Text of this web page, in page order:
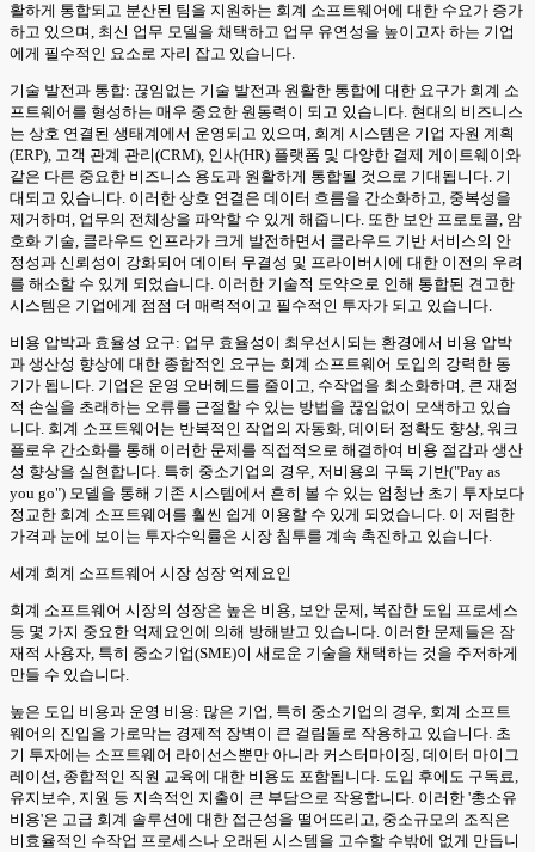
활하게 통합되고 분산된 팀을 지원하는 회계 소프트웨어에 대한 수요가 증가
하고 있으며, 최신 업무 모델을 채택하고 업무 유연성을 높이고자 하는 기업
에게 필수적인 요소로 자리 잡고 있습니다.
기술 발전과 통합: 끊임없는 기술 발전과 원활한 통합에 대한 요구가 회계 소
프트웨어를 형성하는 매우 중요한 원동력이 되고 있습니다. 현대의 비즈니스
는 상호 연결된 생태계에서 운영되고 있으며, 회계 시스템은 기업 자원 계획
(ERP), 고객 관계 관리(CRM), 인사(HR) 플랫폼 및 다양한 결제 게이트웨이와
같은 다른 중요한 비즈니스 용도과 원활하게 통합될 것으로 기대됩니다. 기
대되고 있습니다. 이러한 상호 연결은 데이터 흐름을 간소화하고, 중복성을
제거하며, 업무의 전체상을 파악할 수 있게 해줍니다. 또한 보안 프로토콜, 암
호화 기술, 클라우드 인프라가 크게 발전하면서 클라우드 기반 서비스의 안
정성과 신뢰성이 강화되어 데이터 무결성 및 프라이버시에 대한 이전의 우려
를 해소할 수 있게 되었습니다. 이러한 기술적 도약으로 인해 통합된 견고한
시스템은 기업에게 점점 더 매력적이고 필수적인 투자가 되고 있습니다.
비용 압박과 효율성 요구: 업무 효율성이 최우선시되는 환경에서 비용 압박
과 생산성 향상에 대한 종합적인 요구는 회계 소프트웨어 도입의 강력한 동
기가 됩니다. 기업은 운영 오버헤드를 줄이고, 수작업을 최소화하며, 큰 재정
적 손실을 초래하는 오류를 근절할 수 있는 방법을 끊임없이 모색하고 있습
니다. 회계 소프트웨어는 반복적인 작업의 자동화, 데이터 정확도 향상, 워크
플로우 간소화를 통해 이러한 문제를 직접적으로 해결하여 비용 절감과 생산
성 향상을 실현합니다. 특히 중소기업의 경우, 저비용의 구독 기반("Pay as
you go") 모델을 통해 기존 시스템에서 흔히 볼 수 있는 엄청난 초기 투자보다
정교한 회계 소프트웨어를 훨씬 쉽게 이용할 수 있게 되었습니다. 이 저렴한
가격과 눈에 보이는 투자수익률은 시장 침투를 계속 촉진하고 있습니다.
세계 회계 소프트웨어 시장 성장 억제요인
회계 소프트웨어 시장의 성장은 높은 비용, 보안 문제, 복잡한 도입 프로세스
등 몇 가지 중요한 억제요인에 의해 방해받고 있습니다. 이러한 문제들은 잠
재적 사용자, 특히 중소기업(SME)이 새로운 기술을 채택하는 것을 주저하게
만들 수 있습니다.
높은 도입 비용과 운영 비용: 많은 기업, 특히 중소기업의 경우, 회계 소프트
웨어의 진입을 가로막는 경제적 장벽이 큰 걸림돌로 작용하고 있습니다. 초
기 투자에는 소프트웨어 라이선스뿐만 아니라 커스터마이징, 데이터 마이그
레이션, 종합적인 직원 교육에 대한 비용도 포함됩니다. 도입 후에도 구독료,
유지보수, 지원 등 지속적인 지출이 큰 부담으로 작용합니다. 이러한 '총소유
비용'은 고급 회계 솔루션에 대한 접근성을 떨어뜨리고, 중소규모의 조직은
비효율적인 수작업 프로세스나 오래된 시스템을 고수할 수밖에 없게 만듭니